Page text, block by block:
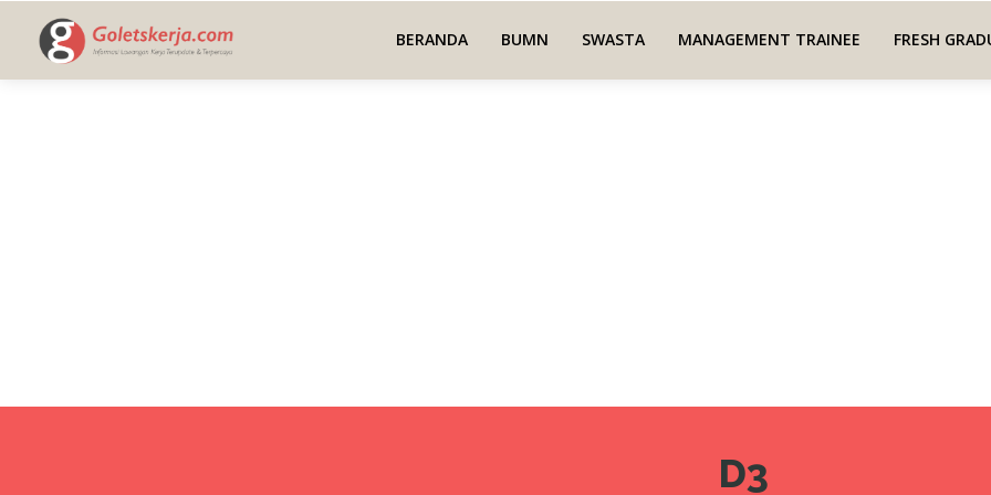
BERANDA BUMN SWASTA MANAGEMENT TRAINEE FRESH
D3